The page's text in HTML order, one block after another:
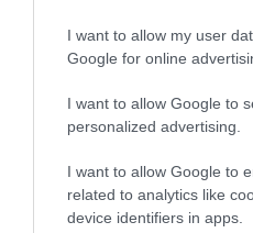
I want to allow my user
Google for online
I want to allow Google to
personalized advertising.
I want to allow Google to
related to analytics like
device identifiers in apps.
07/08/
ΤΟ
Του